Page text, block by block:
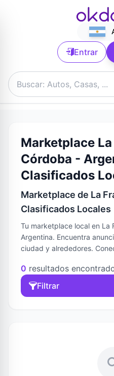
Entrar
Marketplace
Córdoba -
Clasificados
Marketplace de La
Clasificados Locales
Tu marketplace local en La
Argentina. Encuentra
ciudad y alrededores.
0 resultados
Filtrar